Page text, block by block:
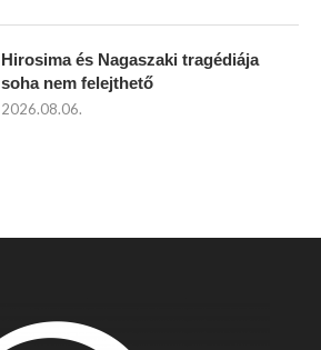
Hirosima és Nagaszaki tragédiája
soha nem felejthető
2026.08.06.